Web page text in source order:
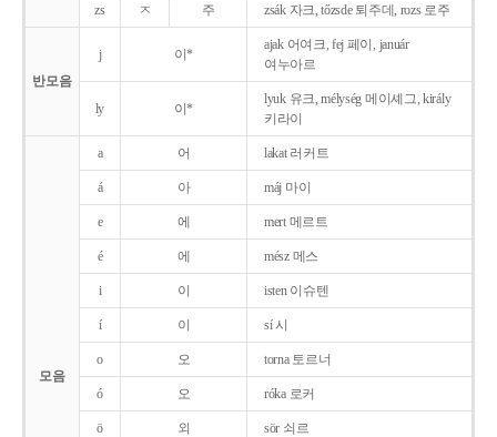
zs ㅈ 주 zsák 자크, tőzsde 퇴주데, rozs 로주
반모음
j 이*
ajak 어여크, fej 페이, január
여누아르
ly 이*
lyuk 유크, mélység 메이셰그, király
키라이
모음
a 어 lakat 러커트
á 아 máj 마이
e 에 mert 메르트
é 에 mész 메스
i 이 isten 이슈텐
í 이 sí 시
o 오 torna 토르너
ó 오 róka 로커
ö 외 sör 쇠르